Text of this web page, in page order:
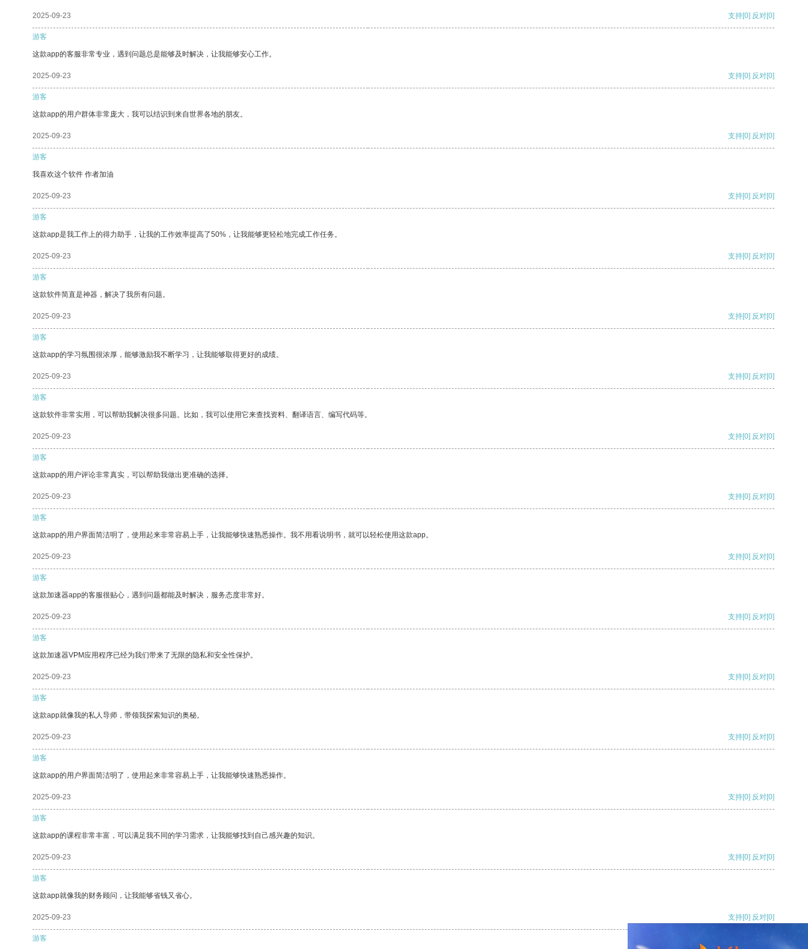
2025-09-23 支持[0] 反对[0]
游客
这款app的客服非常专业，遇到问题总是能够及时解决，让我能够安心工作。
2025-09-23 支持[0] 反对[0]
游客
这款app的用户群体非常庞大，我可以结识到来自世界各地的朋友。
2025-09-23 支持[0] 反对[0]
游客
我喜欢这个软件 作者加油
2025-09-23 支持[0] 反对[0]
游客
这款app是我工作上的得力助手，让我的工作效率提高了50%，让我能够更轻松地完成工作任务。
2025-09-23 支持[0] 反对[0]
游客
这款软件简直是神器，解决了我所有问题。
2025-09-23 支持[0] 反对[0]
游客
这款app的学习氛围很浓厚，能够激励我不断学习，让我能够取得更好的成绩。
2025-09-23 支持[0] 反对[0]
游客
这款软件非常实用，可以帮助我解决很多问题。比如，我可以使用它来查找资料、翻译语言、编写代码等。
2025-09-23 支持[0] 反对[0]
游客
这款app的用户评论非常真实，可以帮助我做出更准确的选择。
2025-09-23 支持[0] 反对[0]
游客
这款app的用户界面简洁明了，使用起来非常容易上手，让我能够快速熟悉操作。我不用看说明书，就可以轻松使用这款app。
2025-09-23 支持[0] 反对[0]
游客
这款加速器app的客服很贴心，遇到问题都能及时解决，服务态度非常好。
2025-09-23 支持[0] 反对[0]
游客
这款加速器VPM应用程序已经为我们带来了无限的隐私和安全性保护。
2025-09-23 支持[0] 反对[0]
游客
这款app就像我的私人导师，带领我探索知识的奥秘。
2025-09-23 支持[0] 反对[0]
游客
这款app的用户界面简洁明了，使用起来非常容易上手，让我能够快速熟悉操作。
2025-09-23 支持[0] 反对[0]
游客
这款app的课程非常丰富，可以满足我不同的学习需求，让我能够找到自己感兴趣的知识。
2025-09-23 支持[0] 反对[0]
游客
这款app就像我的财务顾问，让我能够省钱又省心。
2025-09-23 支持[0] 反对[0]
游客